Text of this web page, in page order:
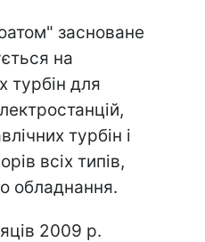
засноване
на
турбін для
турбін і
всіх типів,
обладнання.
2009 р.